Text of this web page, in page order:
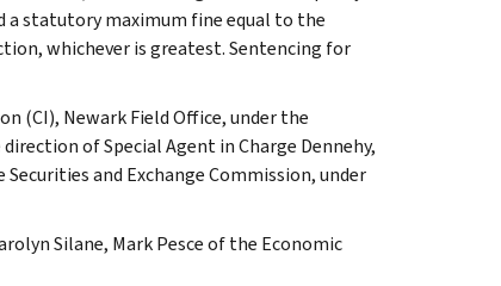
a statutory maximum fine equal to the
whichever is greatest. Sentencing for
(CI), Newark Field Office, under the
of Special Agent in Charge Dennehy,
and Exchange Commission, under
Silane, Mark Pesce of the Economic